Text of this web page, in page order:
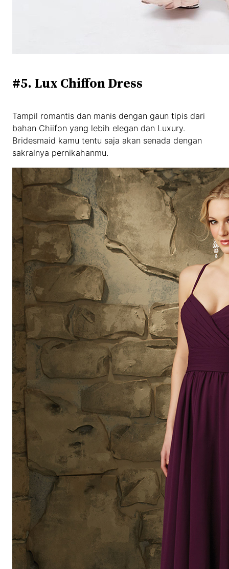
#5. Lux Chiffon Dress
Tampil romantis dan manis dengan gaun tipis dari
bahan Chiifon yang lebih elegan dan Luxury.
Bridesmaid kamu tentu saja akan senada dengan
sakralnya pernikahanmu.